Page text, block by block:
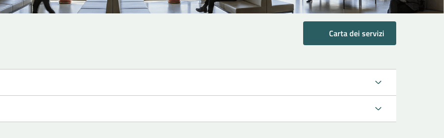
Carta dei servizi